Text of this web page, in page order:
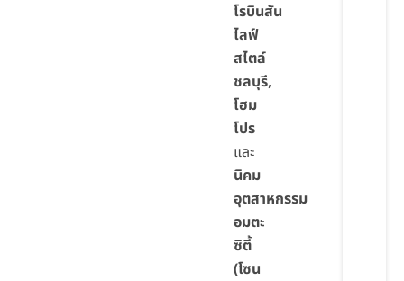
โรบินสัน
ไลฟ์
สไตล์
ชลบุรี,
โฮม
โปร
และ
นิคม
อุตสาหกรรม
อมตะ
ซิตี้
(โซน